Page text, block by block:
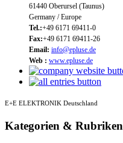
61440 Oberursel (Taunus)
Germany / Europe
Tel.:+49 6171 69411-0
Fax:+49 6171 69411-26
Email: info@epluse.de
Web : www.epluse.de
E+E ELEKTRONIK Deutschland
Kategorien & Rubriken